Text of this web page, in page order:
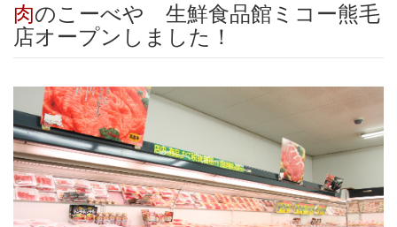
肉のこーべや 生鮮食品館ミコー熊毛
店オープンしました！